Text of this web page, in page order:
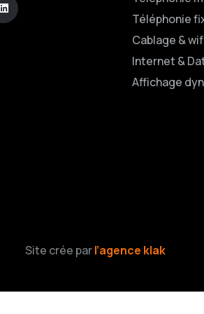
Téléphonie
Cablage &
Internet &
Affichage
Site crée parl’agence klak